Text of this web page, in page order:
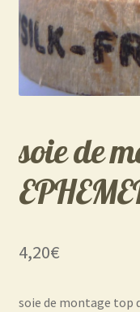
soie de
4,20€
soie de montage top